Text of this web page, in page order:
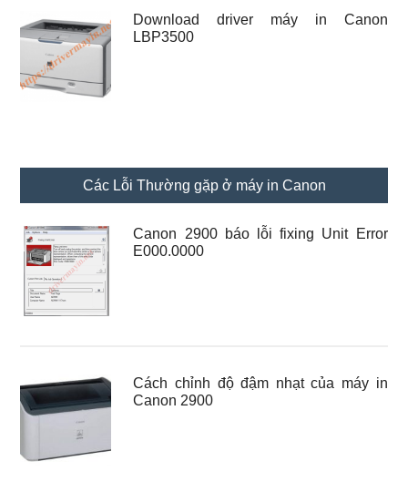
Download driver máy in Canon
LBP3500
Các Lỗi Thường gặp ở máy in Canon
Canon 2900 báo lỗi fixing Unit Error
E000.0000
Cách chỉnh độ đậm nhạt của máy in
Canon 2900